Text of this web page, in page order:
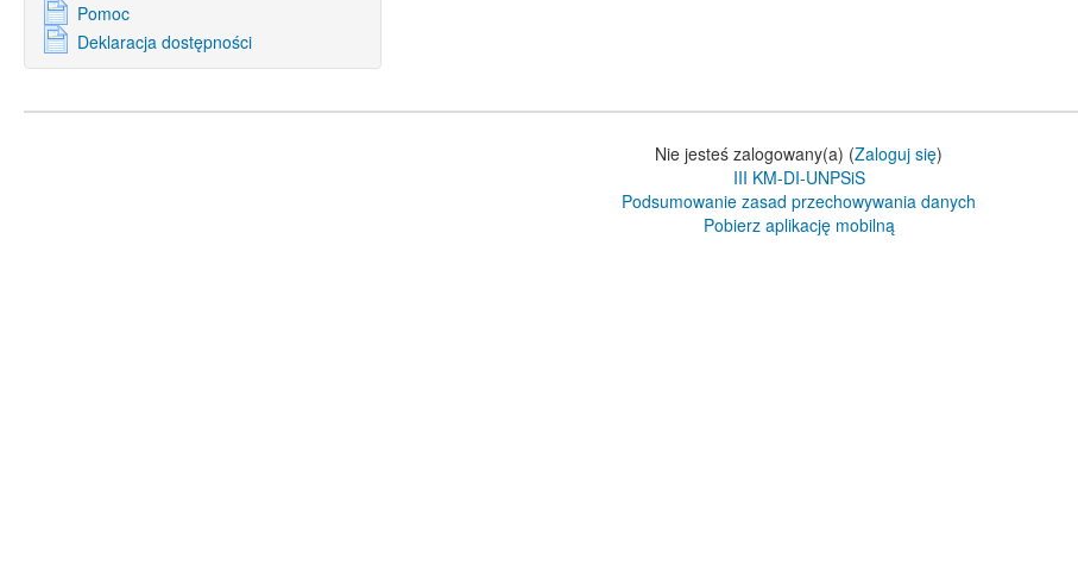
Pomoc
Deklaracja dostępności
Nie jesteś zalogowany(a) (Zaloguj się)
III KM-DI-UNPSiS
Podsumowanie zasad przechowywania danych
Pobierz aplikację mobilną